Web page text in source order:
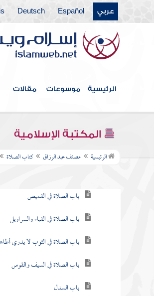
عربي Español
Deutsch
الرئيسية موسوعات مقالات
المكتبة الإسلامية
الرئيسية مصنف عبد الرزاق كتاب الصلاة
فهرس الكتاب
كتاب الطهارة
كتاب الحيض
كتاب الصلاة
باب الصلاة في القميص
باب الصلاة في القباء والسراويل
باب الصلاة في الثوب لا يدري
باب الصلاة في السيف والقوس
باب السدل